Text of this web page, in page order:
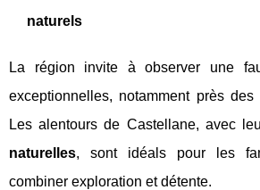
naturels
La région invite à observer une
exceptionnelles, notamment près des
Les alentours de Castellane, avec
naturelles, sont idéals pour les
combiner exploration et détente.